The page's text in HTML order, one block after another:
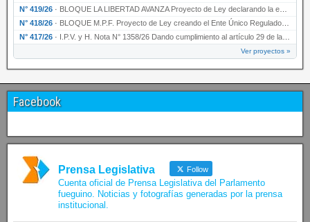
N° 419/26 · BLOQUE LA LIBERTAD AVANZA Proyecto de Ley declarando la esencialidad del servicio educativ…
N° 418/26 · BLOQUE M.P.F. Proyecto de Ley creando el Ente Único Regulador de servicios públicos de la …
N° 417/26 · I.P.V. y H. Nota N° 1358/26 Dando cumplimiento al artículo 29 de la Ley provincial N° 1399…
Ver proyectos »
Facebook
Prensa Legislativa Follow
Cuenta oficial de Prensa Legislativa del Parlamento
fueguino. Noticias y fotografías generadas por la prensa
institucional.